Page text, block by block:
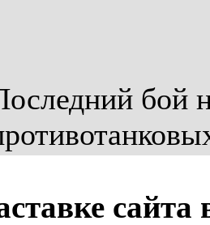
бой
сайта